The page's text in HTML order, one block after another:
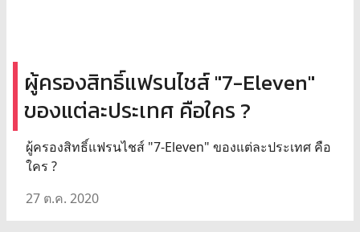
ผู้ครองสิทธิ์แฟรนไชส์ "7-Eleven"
ของแต่ละประเทศ คือใคร ?
ผู้ครองสิทธิ์แฟรนไชส์ "7-Eleven" ของแต่ละประเทศ คือ
ใคร ?
27 ต.ค. 2020